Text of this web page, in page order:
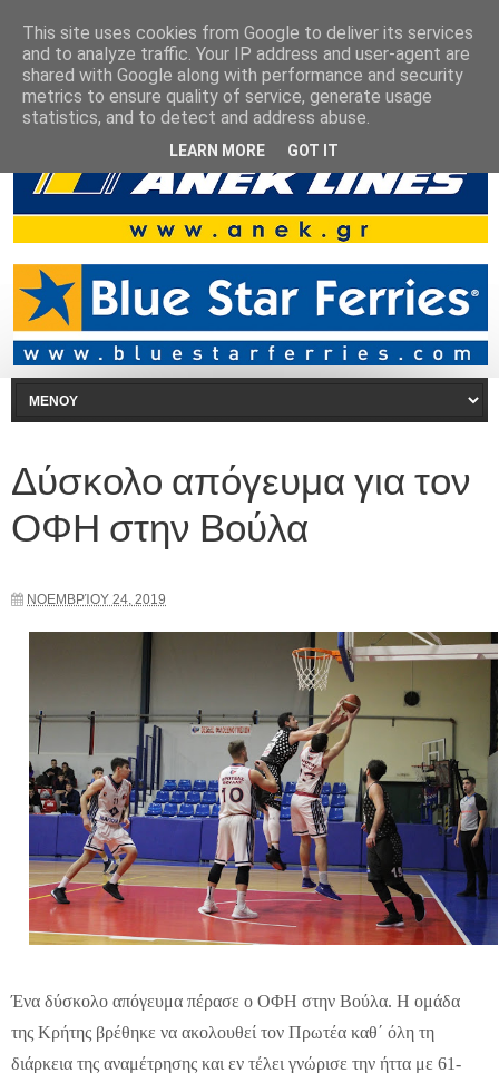
Δύσκολο απόγευμα για τον
ΟΦΗ στην Βούλα
ΝΟΕΜΒΡΊΟΥ 24, 2019
Ένα δύσκολο απόγευμα πέρασε ο ΟΦΗ στην Βούλα. Η ομάδα
της Κρήτης βρέθηκε να ακολουθεί τον Πρωτέα καθ΄ όλη τη
διάρκεια της αναμέτρησης και εν τέλει γνώρισε την ήττα με 61-
This site uses cookies from Google to deliver its services
and to analyze traffic. Your IP address and user-agent are
shared with Google along with performance and security
metrics to ensure quality of service, generate usage
statistics, and to detect and address abuse.
LEARN MORE GOT IT